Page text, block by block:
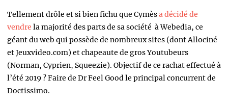
Tellement drôle et si bien fichu que Cymèsa décidé de
vendre la majorité des parts de sa société à Webedia, ce
géant du web qui possède de nombreux sites (dont Allociné
et Jeuxvideo.com) et chapeaute de gros Youtubeurs
(Norman, Cyprien, Squeezie). Objectif de ce rachat effectué à
l’été 2019 ? Faire de Dr Feel Good le principal concurrent de
Doctissimo.